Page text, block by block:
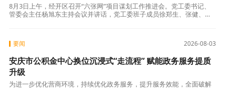
8月3日上午，经开区召开“六张网”项目谋划工作推进会。党工委书记、
管委会主任杨旭东主持会议并讲话，党工委班子成员徐郑生、张健、李
2026-08-03
要闻
安庆市公积金中心换位沉浸式“走流程” 赋能政务服务提质
升级
为进一步优化营商环境，持续优化政务服务，提升服务效能，全面破解